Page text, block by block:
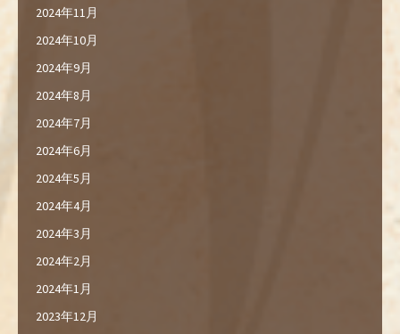
2024年11月
2024年10月
2024年9月
2024年8月
2024年7月
2024年6月
2024年5月
2024年4月
2024年3月
2024年2月
2024年1月
2023年12月